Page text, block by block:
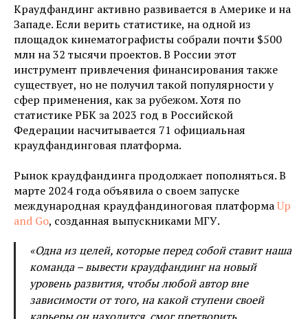
Краудфандинг активно развивается в Америке и на
Западе. Если верить статистике, на одной из
площадок кинематографисты собрали почти $500
млн на 32 тысячи проектов. В России этот
инструмент привлечения финансирования также
существует, но не получил такой популярности у
сфер применения, как за рубежом. Хотя по
статистике РБК за 2023 год в Российской
Федерации насчитывается 71 официальная
краудфандинговая платформа.
Рынок краудфандинга продолжает пополняться. В
марте 2024 года объявила о своем запуске
международная краудфандиноговая платформаUp
and Go, созданная выпускниками МГУ.
«Одна из целей, которые перед собой ставит наша
команда – вывести краудфандинг на новый
уровень развития, чтобы любой автор вне
зависимости от того, на какой ступени своей
карьеры он находится, смог претворить